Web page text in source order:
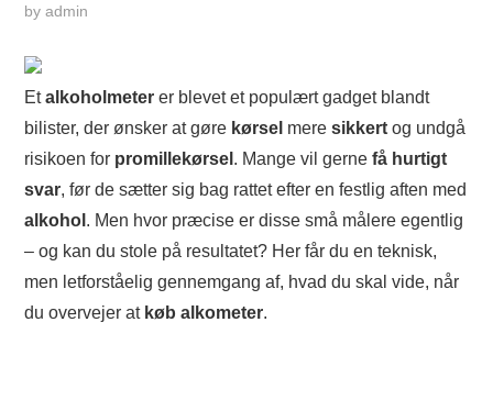
TØJ OG MODE
MAD
ANNONCERING
byadmin
Etalkoholmeter er blevet et populært gadget blandt
bilister, der ønsker at gøre kørsel meresikkert og undgå
risikoen for promillekørsel . Mange vil gernefå hurtigt
svar, før de sætter sig bag rattet efter en festlig aften med
alkohol . Men hvor præcise er disse små målere egentlig
– og kan du stole på resultatet? Her får du en teknisk,
men letforståelig gennemgang af, hvad du skal vide, når
du overvejer at køb alkometer.